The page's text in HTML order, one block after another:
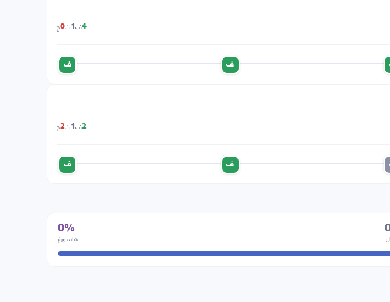
4ف 1ت0خ
ف ف
2ف 1ت2خ
ف ف
0%
هامبورغ